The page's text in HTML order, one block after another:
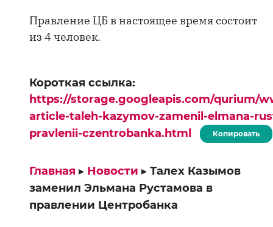
Правление ЦБ в настоящее время состоит
из 4 человек.
Короткая ссылка:
https://storage.googleapis.com/qurium/
article-taleh-kazymov-zamenil-elmana-
pravlenii-czentrobanka.html
Копировать
Главная ▸ Новости ▸ Талех Казымов
заменил Эльмана Рустамова в
правлении Центробанка